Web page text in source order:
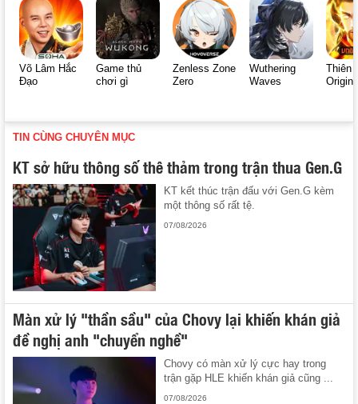
Võ Lâm Hắc
Đạo
Game thủ
chơi gì
Zenless Zone
Zero
Wuthering
Waves
Thiên
Origin
TIN CÙNG CHUYÊN MỤC
KT sở hữu thông số thê thảm trong trận thua Gen.G
KT kết thúc trận đấu với Gen.G kèm
một thông số rất tệ.
07/08/2026
Màn xử lý "thần sầu" của Chovy lại khiến khán giả
đề nghị anh "chuyển nghề"
Chovy có màn xử lý cực hay trong
trận gặp HLE khiến khán giả cũng ...
07/08/2026